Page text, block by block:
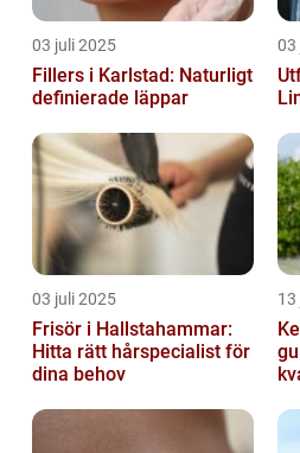
03 juli 2025
Fillers i Karlstad: Naturligt
definierade läppar
03
03 juli 2025
Frisör i Hallstahammar:
Hitta rätt hårspecialist för
dina behov
13